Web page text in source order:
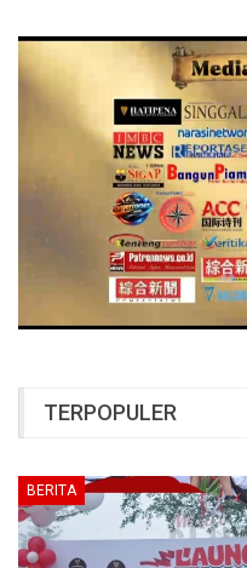
TERPOPULER
BERITA